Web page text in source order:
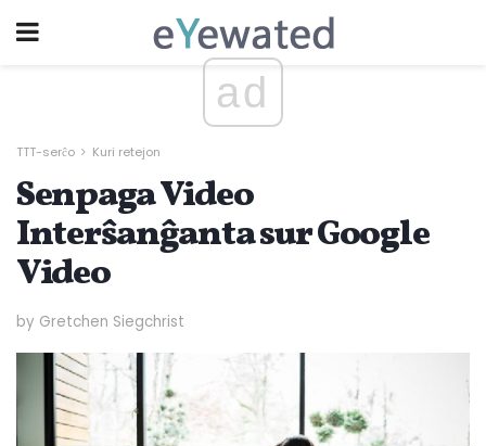
ad
TTT-serĉo Kuri retejon
Senpaga Video
Interŝanĝanta sur Google
Video
by Gretchen Siegchrist